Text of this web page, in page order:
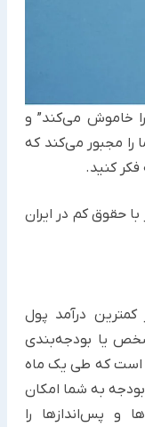
خاموش می‌کند” و
را مجبور می‌کند که
کنید.
حقوق کم ‏در ایران
کمترین درآمد پول
یا بودجه‌بندی
است که طی یک ماه
به شما امکان
و پس‌انداز‌ها را